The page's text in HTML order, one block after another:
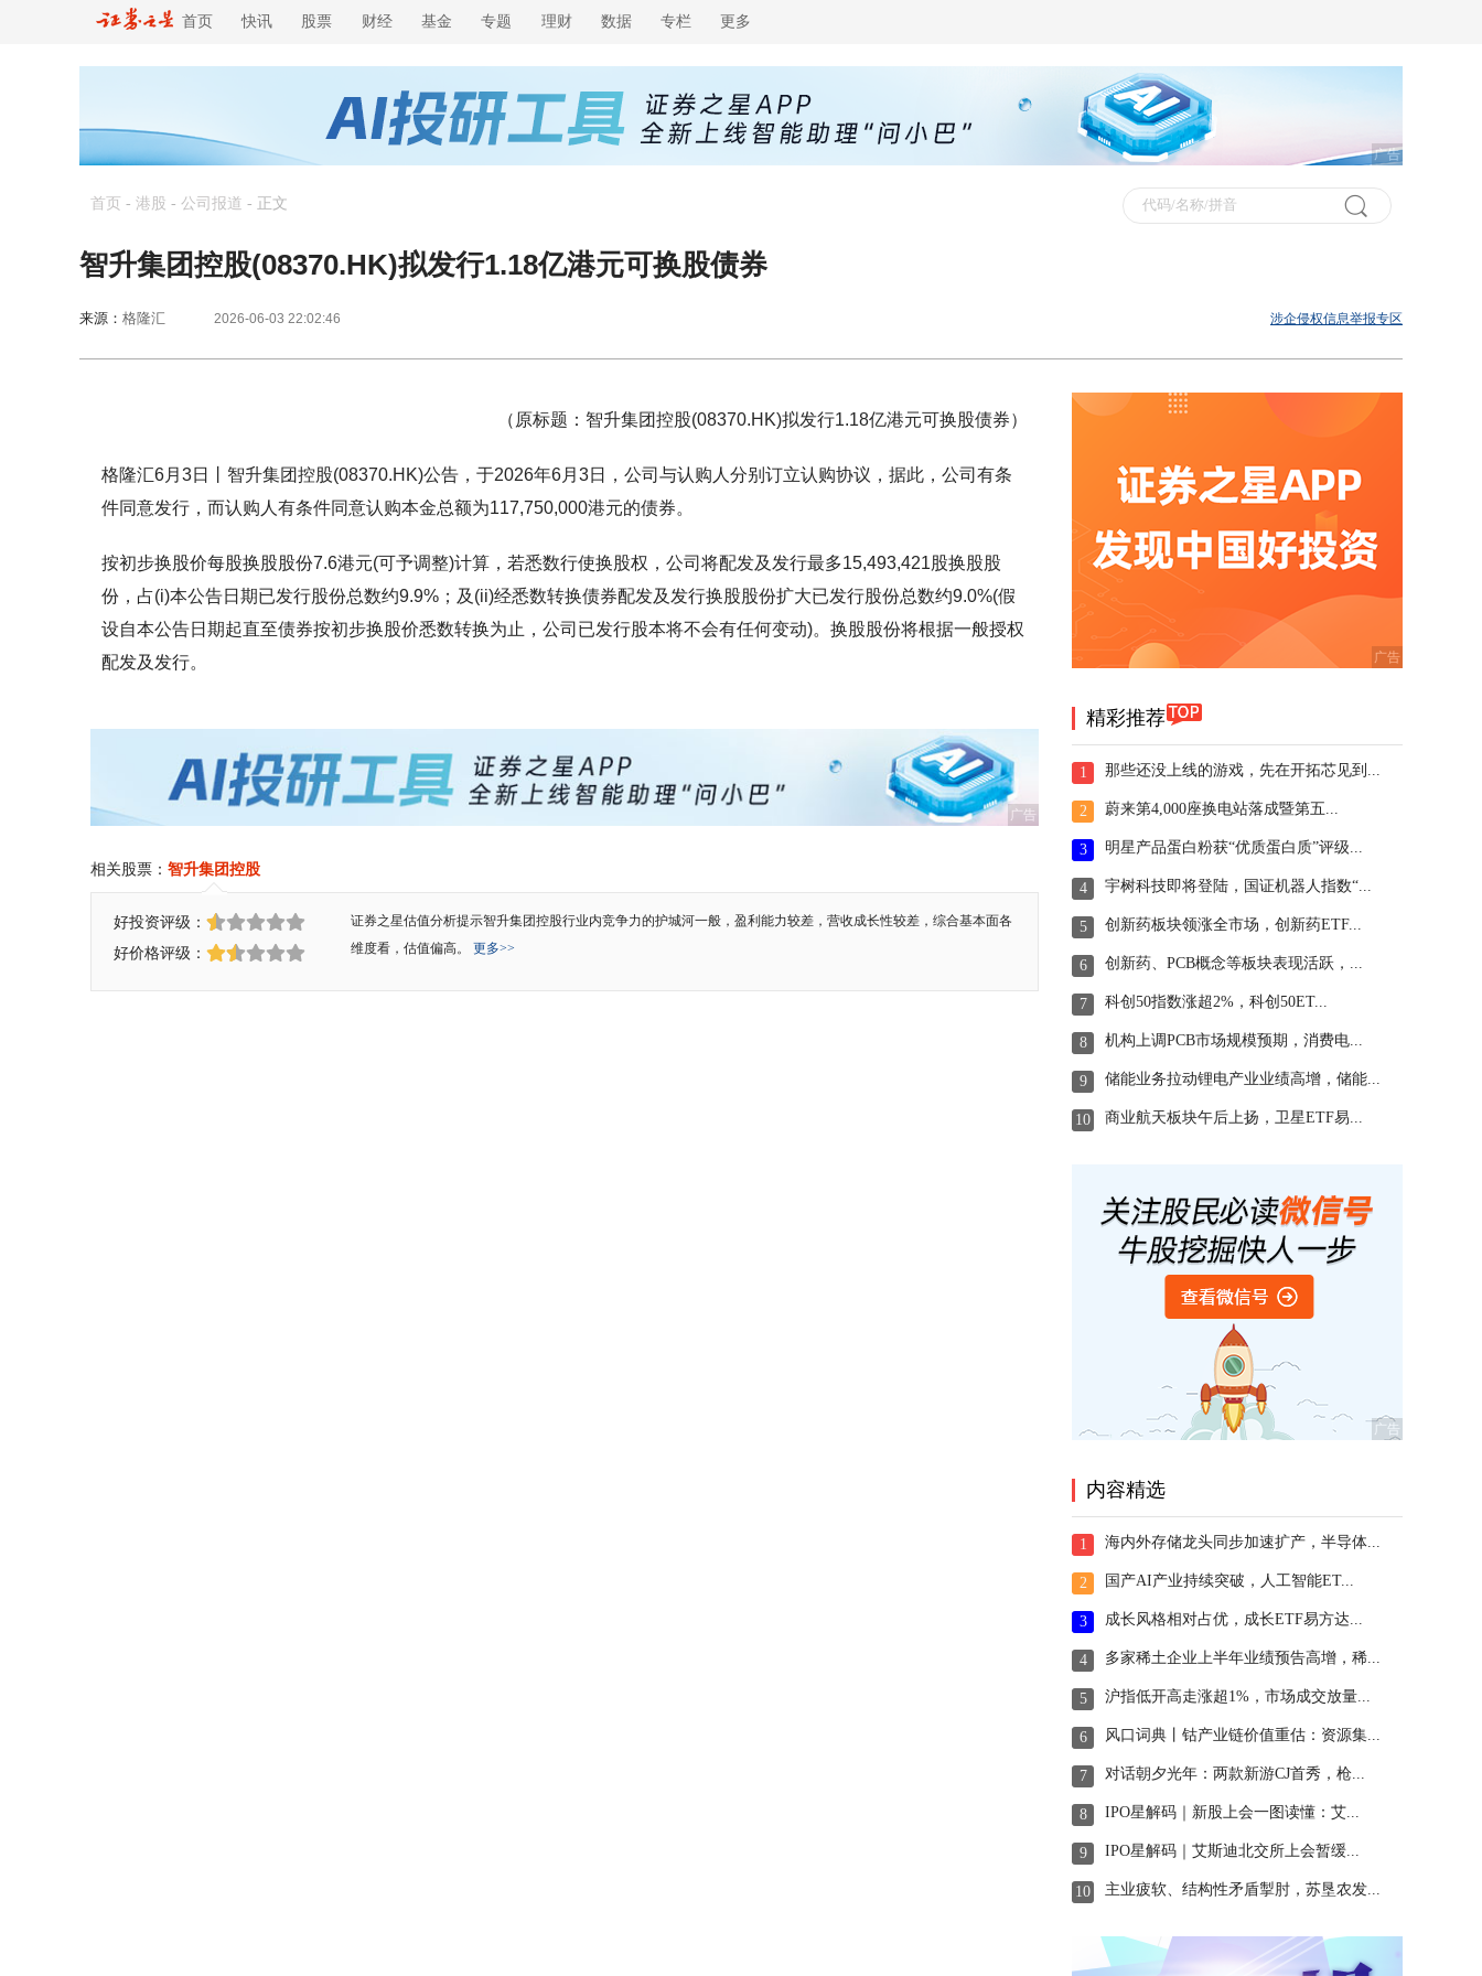
首页 快讯 股票 财经 基金 专题 理财 数据 专栏 更多
广告
首页 - 港股 - 公司报道 - 正文
智升集团控股(08370.HK)拟发行1.18亿港元可换股债券
来源： 格隆汇 2026-06-03 22:02:46 涉企侵权信息举报专区
（原标题：智升集团控股(08370.HK)拟发行1.18亿港元可换股债券）
格隆汇6月3日丨智升集团控股(08370.HK)公告，于2026年6月3日，公司与认购人分别订立认购协议，据此，公司有条
件同意发行，而认购人有条件同意认购本金总额为117,750,000港元的债券。
按初步换股价每股换股股份7.6港元(可予调整)计算，若悉数行使换股权，公司将配发及发行最多15,493,421股换股股
份，占(i)本公告日期已发行股份总数约9.9%；及(ii)经悉数转换债券配发及发行换股股份扩大已发行股份总数约9.0%(假
设自本公告日期起直至债券按初步换股价悉数转换为止，公司已发行股本将不会有任何变动)。换股股份将根据一般授权
配发及发行。
广告
相关股票： 智升集团控股
好投资评级：
好价格评级：
证券之星估值分析提示智升集团控股行业内竞争力的护城河一般，盈利能力较差，营收成长性较差，综合基本面各
维度看，估值偏高。 更多>>
精彩推荐
1 那些还没上线的游戏，先在开拓芯见到...
2 蔚来第4,000座换电站落成暨第五...
3 明星产品蛋白粉获“优质蛋白质”评级...
4 宇树科技即将登陆，国证机器人指数“...
5 创新药板块领涨全市场，创新药ETF...
6 创新药、PCB概念等板块表现活跃，...
7 科创50指数涨超2%，科创50ET...
8 机构上调PCB市场规模预期，消费电...
9 储能业务拉动锂电产业业绩高增，储能...
10 商业航天板块午后上扬，卫星ETF易...
内容精选
1 海内外存储龙头同步加速扩产，半导体...
2 国产AI产业持续突破，人工智能ET...
3 成长风格相对占优，成长ETF易方达...
4 多家稀土企业上半年业绩预告高增，稀...
5 沪指低开高走涨超1%，市场成交放量...
6 风口词典丨钴产业链价值重估：资源集...
7 对话朝夕光年：两款新游CJ首秀，枪...
8 IPO星解码｜新股上会一图读懂：艾...
9 IPO星解码｜艾斯迪北交所上会暂缓...
10 主业疲软、结构性矛盾掣肘，苏垦农发...